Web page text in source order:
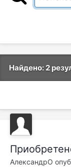
Найдено: 2
АлександрО